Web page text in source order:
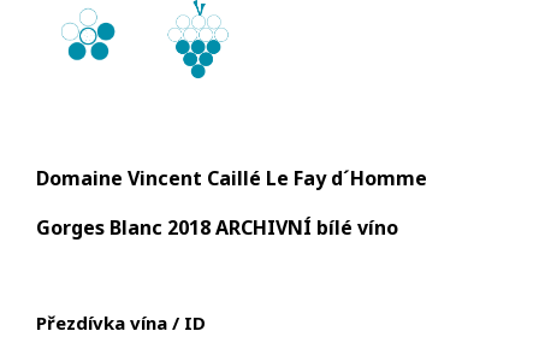
Domaine Vincent Caillé Le Fay d´Homme
Gorges Blanc 2018 ARCHIVNÍ bílé víno
Přezdívka vína / ID